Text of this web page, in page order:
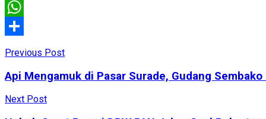
Email
WhatsApp
Previous Post
Api Mengamuk di Pasar Surade, Gudang
Next Post